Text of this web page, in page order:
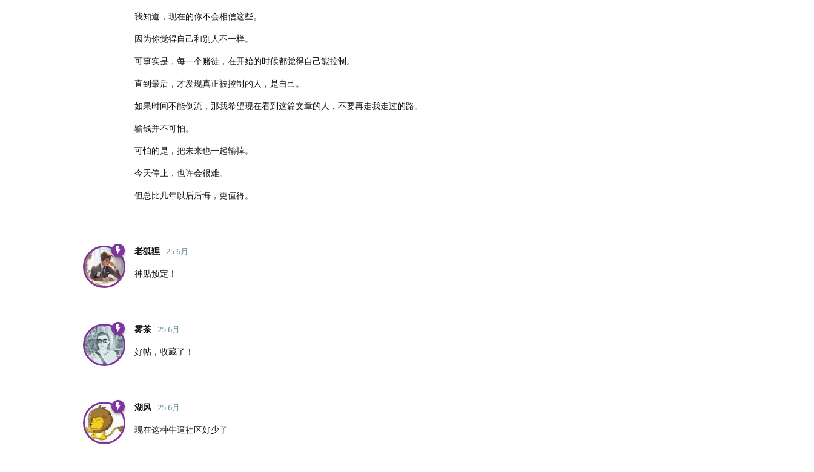
我知道，现在的你不会相信这些。
因为你觉得自己和别人不一样。
可事实是，每一个赌徒，在开始的时候都觉得自己能控制。
直到最后，才发现真正被控制的人，是自己。
如果时间不能倒流，那我希望现在看到这篇文章的人，不要再走我走过的路。
输钱并不可怕。
可怕的是，把未来也一起输掉。
今天停止，也许会很难。
但总比几年以后后悔，更值得。
老狐狸 25 6月
神贴预定！
雾茶 25 6月
好帖，收藏了！
湖风 25 6月
现在这种牛逼社区好少了